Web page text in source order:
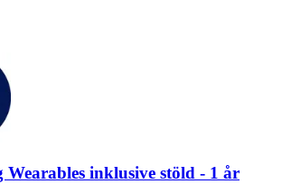
inklusive stöld - 1 år